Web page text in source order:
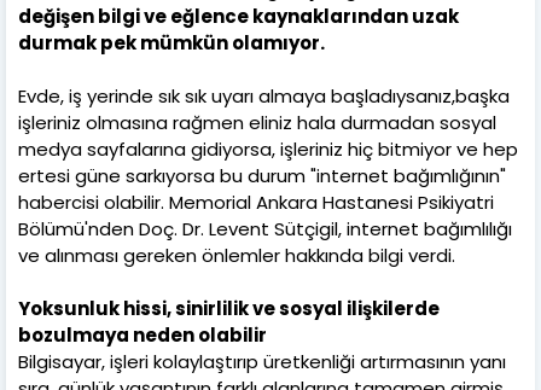
değişen bilgi ve eğlence kaynaklarından uzak
durmak pek mümkün olamıyor.
Evde, iş yerinde sık sık uyarı almaya başladıysanız,başka
işleriniz olmasına rağmen eliniz hala durmadan sosyal
medya sayfalarına gidiyorsa, işleriniz hiç bitmiyor ve hep
ertesi güne sarkıyorsa bu durum "internet bağımlığının"
habercisi olabilir. Memorial Ankara Hastanesi Psikiyatri
Bölümü'nden Doç. Dr. Levent Sütçigil, internet bağımlılığı
ve alınması gereken önlemler hakkında bilgi verdi.
Yoksunluk hissi, sinirlilik ve sosyal ilişkilerde
bozulmaya neden olabilir
Bilgisayar, işleri kolaylaştırıp üretkenliği artırmasının yanı